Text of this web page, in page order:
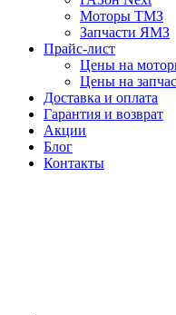
Моторы ТМЗ
Запчасти ЯМЗ
Прайс-лист
Цены на
Цены на
Доставка и оплата
Гарантия и возврат
Акции
Блог
Контакты